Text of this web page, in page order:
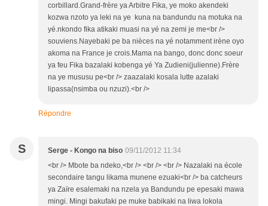
corbillard.Grand-frère ya Arbitre Fika, ye moko akendeki
kozwa nzoto ya leki na ye kuna na bandundu na motuka na
yé.nkondo fika atikaki muasi na yé na zemi je me<br />
souviens.Nayebaki pe ba nièces na yé notamment irène oyo
akoma na France je crois.Mama na bango, donc donc soeur
ya feu Fika bazalaki kobenga yé Ya Zudieni(julienne).Frère
na ye mususu pe<br /> zaazalaki kosala lutte azalaki
lipassa(nsimba ou nzuzi).<br />
Répondre
S Serge - Kongo na biso 09/11/2012 11:34
<br /> Mbote ba ndeko,<br /> <br /> <br /> Nazalaki na école
secondaire tangu likama munene ezuaki<br /> ba catcheurs
ya Zaïre esalemaki na nzela ya Bandundu pe epesaki mawa
mingi. Mingi bakufaki pe muke babikaki na liwa lokola